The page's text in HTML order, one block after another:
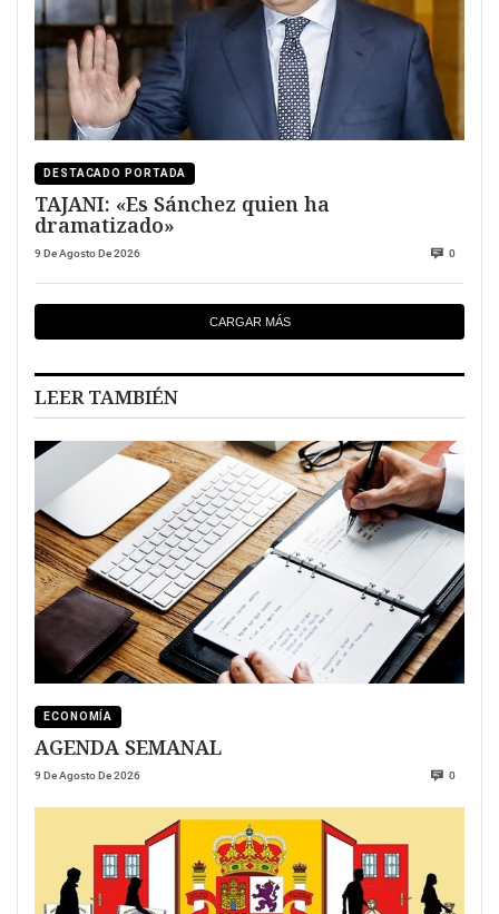
DESTACADO PORTADA
TAJANI: «Es Sánchez quien ha
dramatizado»
9 De Agosto De 2026 0
CARGAR MÁS
LEER TAMBIÉN
ECONOMÍA
AGENDA SEMANAL
9 De Agosto De 2026 0